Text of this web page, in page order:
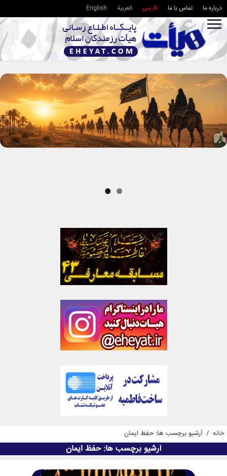
درباره ما تماس با ما فارسی العربية English
خانه / آرشیو برچسب ها: حفظ ایمان
آرشیو برچسب ها:حفظ ایمان